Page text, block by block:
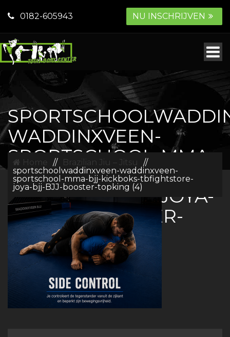
0182-605943 NU INSCHRIJVEN
WADDINXVEEN-
SPORTSCHOOL-MMA-
BJJ-KICKBOKS-
TBFIGHTSTORE-JOYA-
BJJ-BJJ-BOOSTER-
TOPKING (4)
Home // Brazilian Jiu – Jitsu
//
sportschoolwaddinxveen-waddinxveen-
sportschool-mma-bjj-kickboks-tbfightstore-
joya-bjj-BJJ-booster-topking (4)